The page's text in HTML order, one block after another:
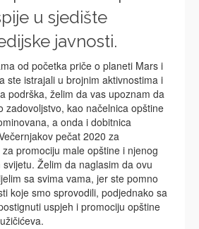
u sjedište
javnosti.
od početka priče o planeti Mars i
ste istrajali u brojnim aktivnostima i
podrška, želim da vas upoznam da
zadovoljstvo, kao načelnica opštine
a onda i dobitnica
pečat 2020 za
za promociju male opštine i njenog
Želim da naglasim da ovu
sa svima vama, jer ste pomno
koje smo sprovodili, podjednako sa
uspjeh i promociju opštine